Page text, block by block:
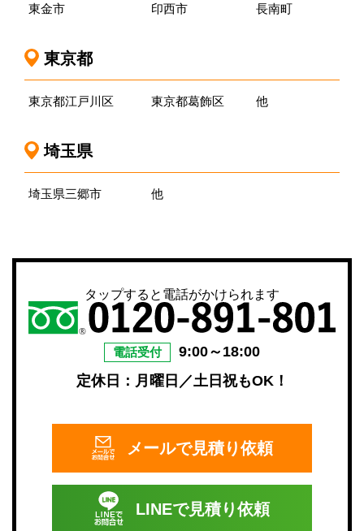
東金市
印西市
長南町
東京都
東京都江戸川区 東京都葛飾区 他
埼玉県
埼玉県三郷市 他
タップすると電話がかけられます
電話受付
9:00～18:00
定休日：月曜日／土日祝もOK！
メールで見積り依頼
LINEで見積り依頼